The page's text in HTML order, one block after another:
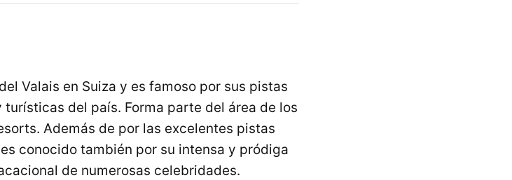
Valais en Suiza y es famoso por sus pistas
del país. Forma parte del área de los
Además de por las excelentes pistas
conocido también por su intensa y pródiga
de numerosas celebridades.